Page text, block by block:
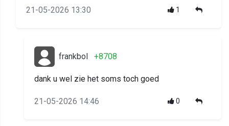
21-05-2026 13:30 1
frankbol +8708
dank u wel zie het soms toch goed
21-05-2026 14:46 0